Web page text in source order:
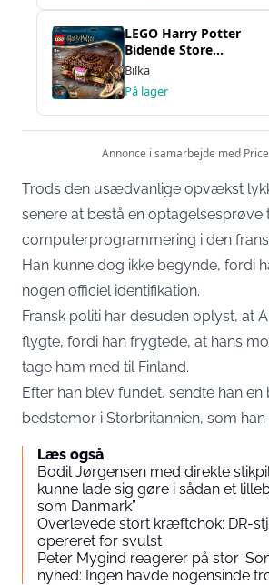
Trods den usædvanlige opvækst
senere at bestå en optagelsesprøve
computerprogrammering i den
Han kunne dog ikke begynde, fordi
nogen officiel identifikation.
Fransk politi har desuden oplyst, at
flygte, fordi han frygtede, at hans
tage ham med til Finland.
Efter han blev fundet, sendte han en
bedstemor i Storbritannien, som han
Læs også
Bodil Jørgensen med direkte
kunne lade sig gøre i sådan et
som Danmark”
Overlevede stort kræftchok: DR-
opereret for svulst
Peter Mygind reagerer på stor
nyhed: Ingen havde nogensinde